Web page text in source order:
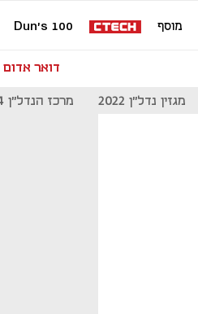
מוסף Dun's 100
דואר אדום
מגזין נדל"ן 2022 מרכז הנדל"ן 2024